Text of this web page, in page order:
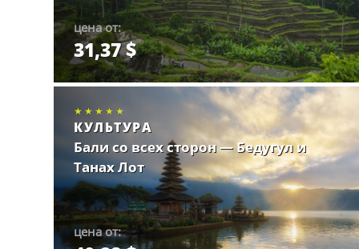
цена от:
31,37 $
Забронировать.
★★★★★
★★★★★
★★★★★
КУЛЬТУРА
Бали со всех сторон — Бедугул и
Танах Лот
цена от: